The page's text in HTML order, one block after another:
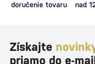
doručenie tovaru
nad
Získajte
priamo do e-